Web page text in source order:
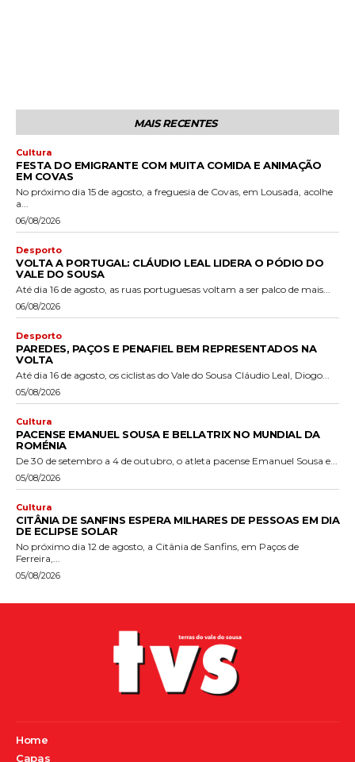
MAIS RECENTES
Cultura
FESTA DO EMIGRANTE COM MUITA COMIDA E ANIMAÇÃO
EM COVAS
No próximo dia 15 de agosto, a freguesia de Covas, em Lousada, acolhe
a...
06/08/2026
Desporto
VOLTA A PORTUGAL: CLÁUDIO LEAL LIDERA O PÓDIO DO
VALE DO SOUSA
Até dia 16 de agosto, as ruas portuguesas voltam a ser palco de mais...
06/08/2026
Desporto
PAREDES, PAÇOS E PENAFIEL BEM REPRESENTADOS NA
VOLTA
Até dia 16 de agosto, os ciclistas do Vale do Sousa Cláudio Leal, Diogo...
05/08/2026
Cultura
PACENSE EMANUEL SOUSA E BELLATRIX NO MUNDIAL DA
ROMÉNIA
De 30 de setembro a 4 de outubro, o atleta pacense Emanuel Sousa e...
05/08/2026
Cultura
CITÂNIA DE SANFINS ESPERA MILHARES DE PESSOAS EM DIA
DE ECLIPSE SOLAR
No próximo dia 12 de agosto, a Citânia de Sanfins, em Paços de
Ferreira,...
05/08/2026
Home
Capas